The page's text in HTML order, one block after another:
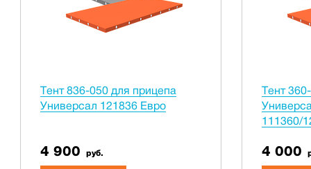
Тент 836-050 для прицепа
Универсал 121836 Евро
4 900 руб.
Тент
111360/
4 000